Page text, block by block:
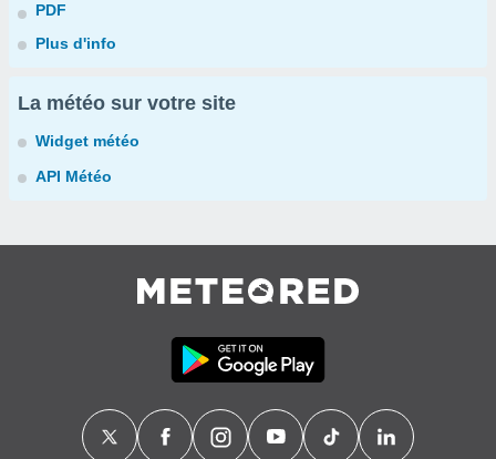
PDF
Plus d'info
La météo sur votre site
Widget météo
API Météo